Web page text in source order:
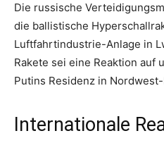
Die russische
die ballistische
Luftfahrtindustrie-Anlage in
Rakete sei eine Reaktion auf
Putins Residenz in
Internationale